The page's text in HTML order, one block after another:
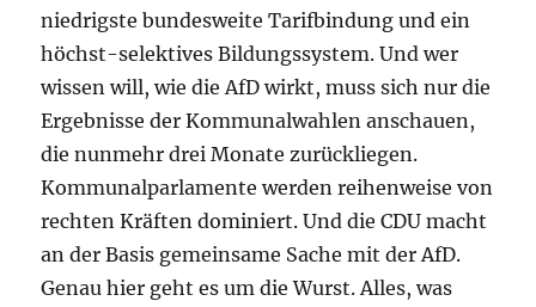
niedrigste bundesweite Tarifbindung und ein
höchst-selektives Bildungssystem. Und wer
wissen will, wie die AfD wirkt, muss sich nur die
Ergebnisse der Kommunalwahlen anschauen,
die nunmehr drei Monate zurückliegen.
Kommunalparlamente werden reihenweise von
rechten Kräften dominiert. Und die CDU macht
an der Basis gemeinsame Sache mit der AfD.
Genau hier geht es um die Wurst. Alles, was